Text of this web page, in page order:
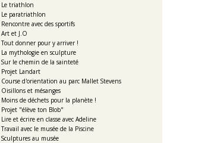
Le triathlon
Le paratriathlon
Rencontre avec des sportifs
Art et J.O
Tout donner pour y arriver !
La mythologie en sculpture
Sur le chemin de la sainteté
Projet Landart
Course d'orientation au parc Mallet Stevens
Oisillons et mésanges
Moins de déchets pour la planète !
Projet "élève ton Blob"
Lire et écrire en classe avec Adeline
Travail avec le musée de la Piscine
Sculptures au musée